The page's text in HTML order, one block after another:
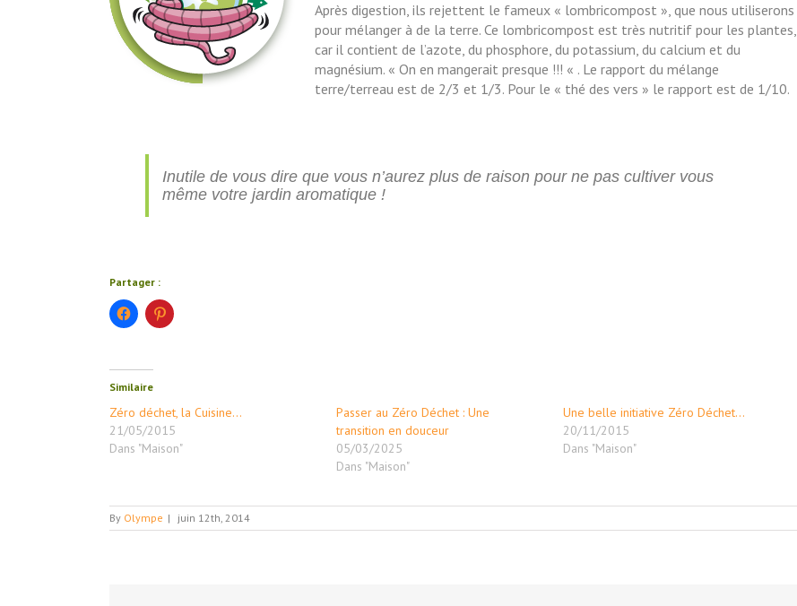
Après digestion, ils rejettent le fameux « lombricompost », que nous utiliserons
pour mélanger à de la terre. Ce lombricompost est très nutritif pour les plantes,
car il contient de l’azote, du phosphore, du potassium, du calcium et du
magnésium. « On en mangerait presque !!! « . Le rapport du mélange
terre/terreau est de 2/3 et 1/3. Pour le « thé des vers » le rapport est de 1/10.
Inutile de vous dire que vous n’aurez plus de raison pour ne pas cultiver vous
même votre jardin aromatique !
Partager :
Cliquez
pour
dans
une
nouvelle
fenêtre)
Cliquez
pour
fenêtre)
Similaire
Zéro déchet, la Cuisine…
21/05/2015
Dans "Maison"
Passer au Zéro Déchet : Une
transition en douceur
05/03/2025
Dans "Maison"
Une belle initiative Zéro Déchet…
20/11/2015
Dans "Maison"
By Olympe | juin 12th, 2014